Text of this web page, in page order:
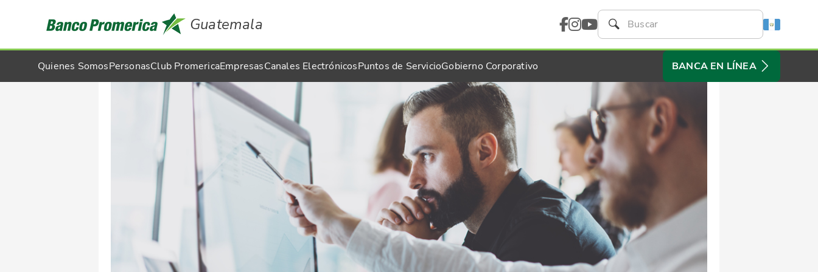
Guatemala
Quienes SomosPersonasClub PromericaEmpresasCanales ElectrónicosPuntos de ServicioGobierno Corporativo BANCA EN LÍNEA